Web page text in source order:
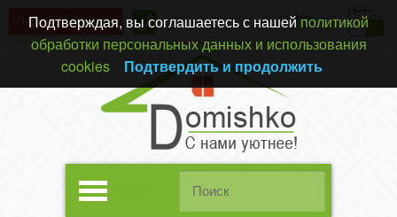
(0)
Перезвонить вам?
Подтверждая, вы соглашаетесь с нашей политикой
обработки персональных данных и использования
cookies
Подтвердить и продолжить